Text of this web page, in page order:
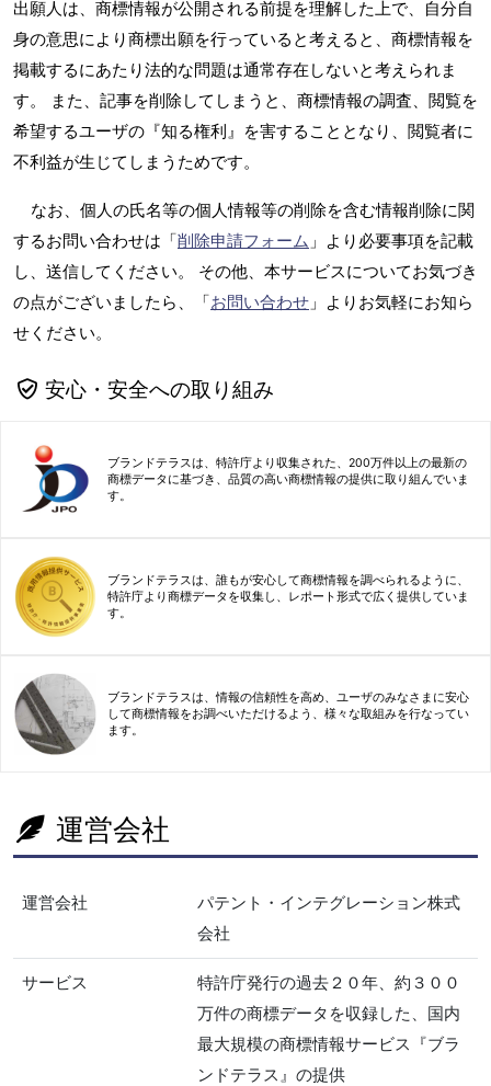
出願人は、商標情報が公開される前提を理解した上で、自分自
身の意思により商標出願を行っていると考えると、商標情報を
掲載するにあたり法的な問題は通常存在しないと考えられま
す。 また、記事を削除してしまうと、商標情報の調査、閲覧を
希望するユーザの『知る権利』を害することとなり、閲覧者に
不利益が生じてしまうためです。
なお、個人の氏名等の個人情報等の削除を含む情報削除に関
するお問い合わせは「削除申請フォーム 」より必要事項を記載
し、送信してください。 その他、本サービスについてお気づき
の点がございましたら、「お問い合わせ 」よりお気軽にお知ら
せください。
安心・安全への取り組み
ブランドテラスは、特許庁より収集された、200万件以上の最新の
商標データに基づき、品質の高い商標情報の提供に取り組んでいま
す。
ブランドテラスは、誰もが安心して商標情報を調べられるように、
特許庁より商標データを収集し、レポート形式で広く提供していま
す。
ブランドテラスは、情報の信頼性を高め、ユーザのみなさまに安心
して商標情報をお調べいただけるよう、様々な取組みを行なってい
ます。
運営会社
運営会社
パテント・インテグレーション株式
会社
サービス
特許庁発行の過去２０年、約３００
万件の商標データを収録した、国内
最大規模の商標情報サービス『ブラ
ンドテラス』の提供